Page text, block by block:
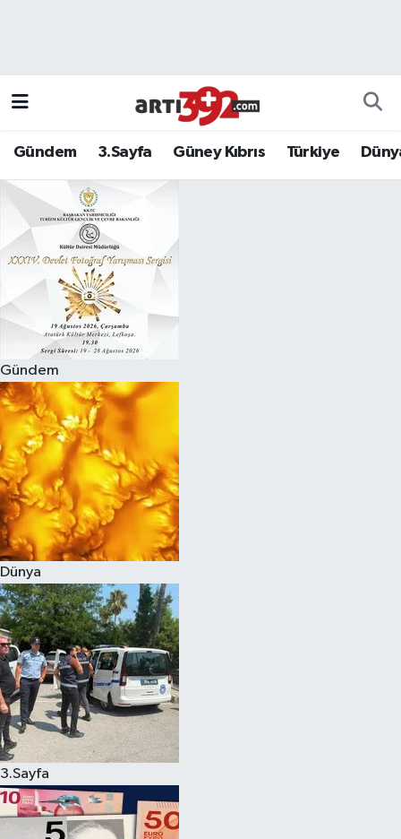
Gündem 3.Sayfa Güney Kıbrıs Türkiye
Gündem
Dünya
3.Sayfa